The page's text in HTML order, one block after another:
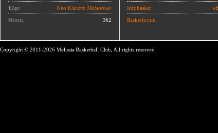
Έδρα Νέο Κλειστό Μελισσίων
Θέσεις 362
Infobasket
Basketforum
Copyright © 2011-2026 Melissia Basketball Club, All rights reserved